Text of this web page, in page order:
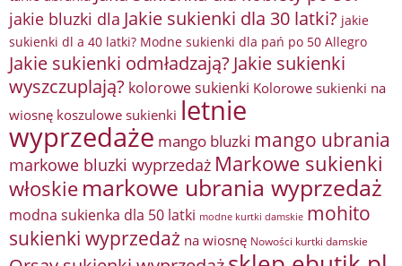
jakie bluzki dla Jakie sukienki dla 30 latki? jakie
sukienki dl a 40 latki? Modne sukienki dla pań po 50 Allegro
Jakie sukienki odmładzają? Jakie sukienki
wyszczuplają? kolorowe sukienki Kolorowe sukienki na
wiosnę koszulowe sukienki letnie
wyprzedaże mango bluzki mango ubrania
markowe bluzki wyprzedaż Markowe sukienki
włoskie markowe ubrania wyprzedaż
modna sukienka dla 50 latki modne kurtki damskie mohito
sukienki wyprzedaż na wiosnę Nowości kurtki damskie